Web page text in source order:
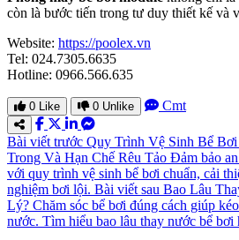
còn là bước tiến trong tư duy thiết kế và
Website: https://poolex.vn
Tel: 024.7305.6635
Hotline: 0966.566.635
0 Like 0 Unlike Cmt
Bài viết trước Quy Trình Vệ Sinh Bể
Trong Và Hạn Chế Rêu Tảo Đảm bảo
với quy trình vệ sinh bể bơi chuẩn, cải
nghiệm bơi lội. Bài viết sau Bao Lâu
Lý? Chăm sóc bể bơi đúng cách giúp
nước. Tìm hiểu bao lâu thay nước bể bơi